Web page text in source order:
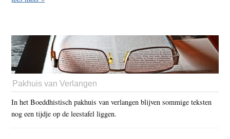
Pakhuis van Verlangen
In het Boeddhistisch pakhuis van verlangen blijven sommige teksten
nog een tijdje op de leestafel liggen.